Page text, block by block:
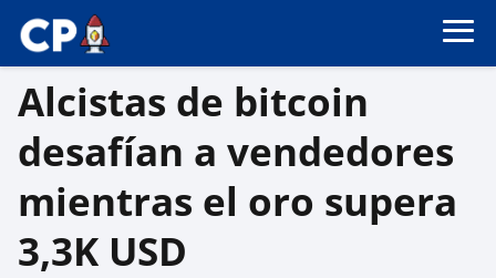
Alcistas de bitcoin
desafían a vendedores
mientras el oro supera
3,3K USD